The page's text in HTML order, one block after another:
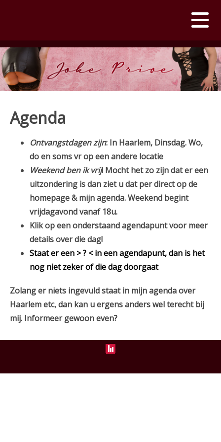
Agenda
Ontvangstdagen zijn: In Haarlem, Dinsdag. Wo,
do en soms vr op een andere locatie
Weekend ben ik vrij! Mocht het zo zijn dat er een
uitzondering is dan ziet u dat per direct op de
homepage & mijn agenda. Weekend begint
vrijdagavond vanaf 18u.
Klik op een onderstaand agendapunt voor meer
details over die dag!
Staat er een > ? < in een agendapunt, dan is het
nog niet zeker of die dag doorgaat
Zolang er niets ingevuld staat in mijn agenda over
Haarlem etc, dan kan u ergens anders wel terecht bij
mij. Informeer gewoon even?